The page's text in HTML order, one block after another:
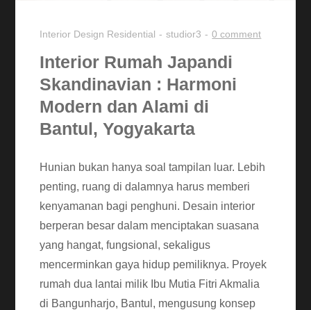
Interior Design Residential studior3 0 comment
Interior Rumah Japandi
Skandinavian : Harmoni
Modern dan Alami di
Bantul, Yogyakarta
Hunian bukan hanya soal tampilan luar. Lebih
penting, ruang di dalamnya harus memberi
kenyamanan bagi penghuni. Desain interior
berperan besar dalam menciptakan suasana
yang hangat, fungsional, sekaligus
mencerminkan gaya hidup pemiliknya. Proyek
rumah dua lantai milik Ibu Mutia Fitri Akmalia
di Bangunharjo, Bantul, mengusung konsep